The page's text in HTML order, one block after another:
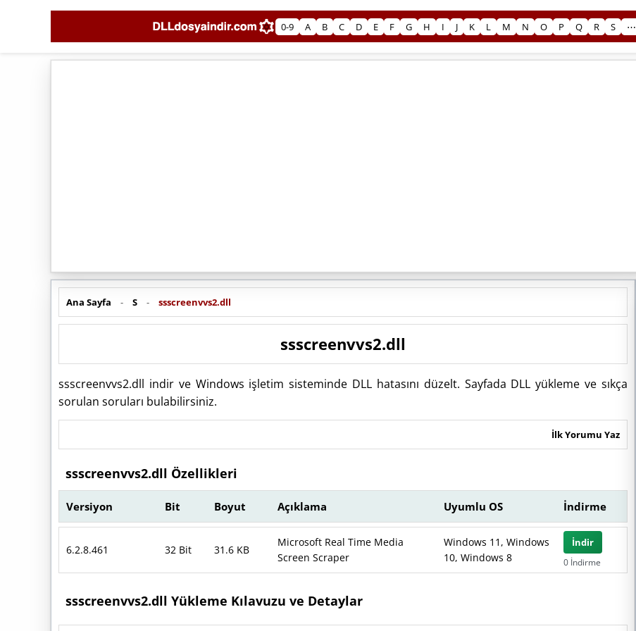
0-9 A B C D E F G H I J K L M N O P Q R S ⋯
Ana Sayfa - S - ssscreenvvs2.dll
ssscreenvvs2.dll
ssscreenvvs2.dll indir ve Windows işletim sisteminde DLL hatasını düzelt. Sayfada DLL yükleme ve sıkça
sorulan soruları bulabilirsiniz.
İlk Yorumu Yaz
ssscreenvvs2.dll Özellikleri
Versiyon Bit Boyut Açıklama Uyumlu OS İndirme
6.2.8.461 32 Bit 31.6 KB
Microsoft Real Time Media
Screen Scraper
Windows 11, Windows
10, Windows 8
İndir
0 İndirme
ssscreenvvs2.dll Yükleme Kılavuzu ve Detaylar